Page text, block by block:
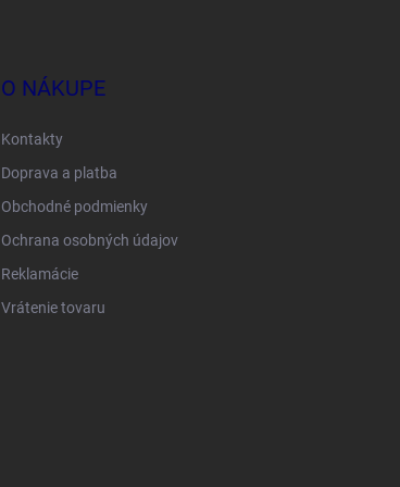
O NÁKUPE
Kontakty
Doprava a platba
Obchodné podmienky
Ochrana osobných údajov
Reklamácie
Vrátenie tovaru